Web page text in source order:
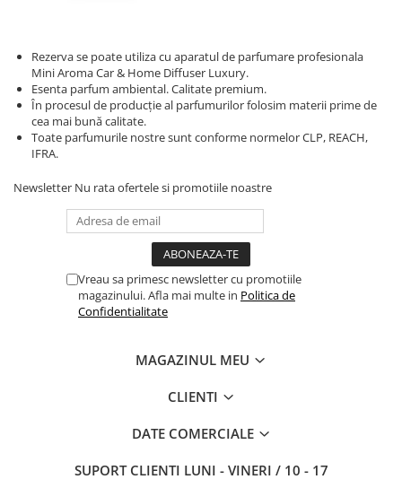
Rezerva se poate utiliza cu aparatul de parfumare profesionala
Mini Aroma Car & Home Diffuser Luxury.
Esenta parfum ambiental. Calitate premium.
În procesul de producție al parfumurilor folosim materii prime de
cea mai bună calitate.
Toate parfumurile nostre sunt conforme normelor CLP, REACH,
IFRA.
Newsletter Nu rata ofertele si promotiile noastre
Vreau sa primesc newsletter cu promotiile
magazinului. Afla mai multe in Politica de
Confidentialitate
MAGAZINUL MEU
CLIENTI
DATE COMERCIALE
SUPORT CLIENTI LUNI - VINERI / 10 - 17